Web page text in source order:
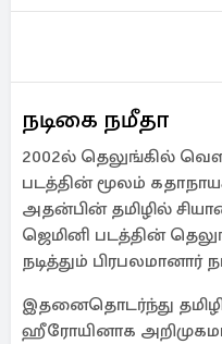
நடிகை நமீதா
2002ல் தெலுங்கில்
படத்தின் மூலம்
அதன்பின் தமிழில்
ஜெமினி படத்தின்
நடித்தும் பிரபலமானார்
இதனைதொடர்ந்து
ஹீரோயினாக